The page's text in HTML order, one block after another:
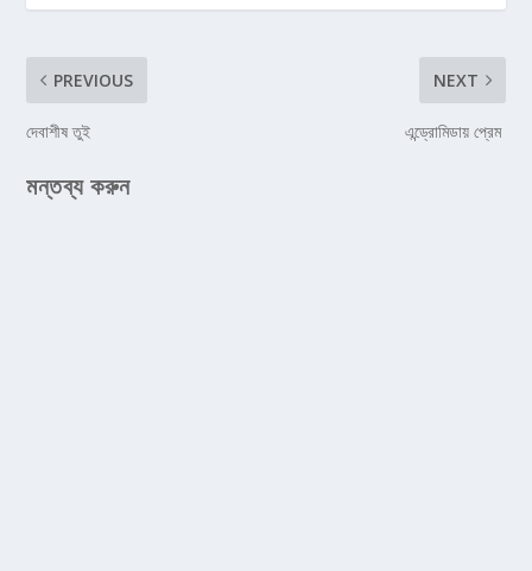
PREVIOUS
দেবাশীষ তুই
NEXT
এন্ড্রোমিডায় প্রেম
মন্তব্য করুন